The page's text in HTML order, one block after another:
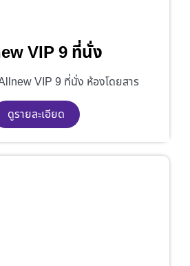
VIP 9 ที่นั่ง
VIP 9 ที่นั่ง ห้องโดยสาร
ดูรายละเอียด